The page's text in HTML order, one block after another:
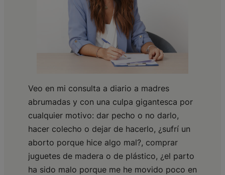
Veo en mi consulta a diario a madres
abrumadas y con una culpa gigantesca por
cualquier motivo: dar pecho o no darlo,
hacer colecho o dejar de hacerlo, ¿sufrí un
aborto porque hice algo mal?, comprar
juguetes de madera o de plástico, ¿el parto
ha sido malo porque me he movido poco en